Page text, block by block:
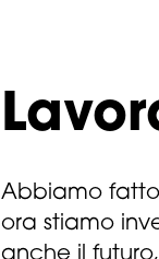
Abbiamo fatto
ora stiamo
anche il